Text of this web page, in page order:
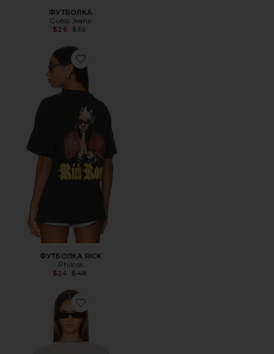
ФУТБОЛКА
Guess Jeans
$26 Previous price:
$32
Favorite ФУТБОЛКА RICK
ФУТБОЛКА RICK
Philcos
$24
Previous price:
$48
Favorite Cowboys Halfback Tee